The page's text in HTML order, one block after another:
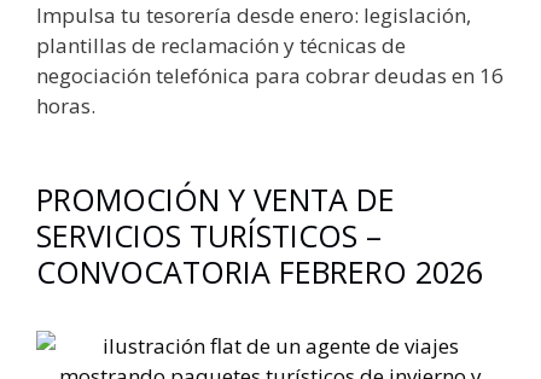
Impulsa tu tesorería desde enero: legislación,
plantillas de reclamación y técnicas de
negociación telefónica para cobrar deudas en 16
horas.
PROMOCIÓN Y VENTA DE
SERVICIOS TURÍSTICOS –
CONVOCATORIA FEBRERO 2026